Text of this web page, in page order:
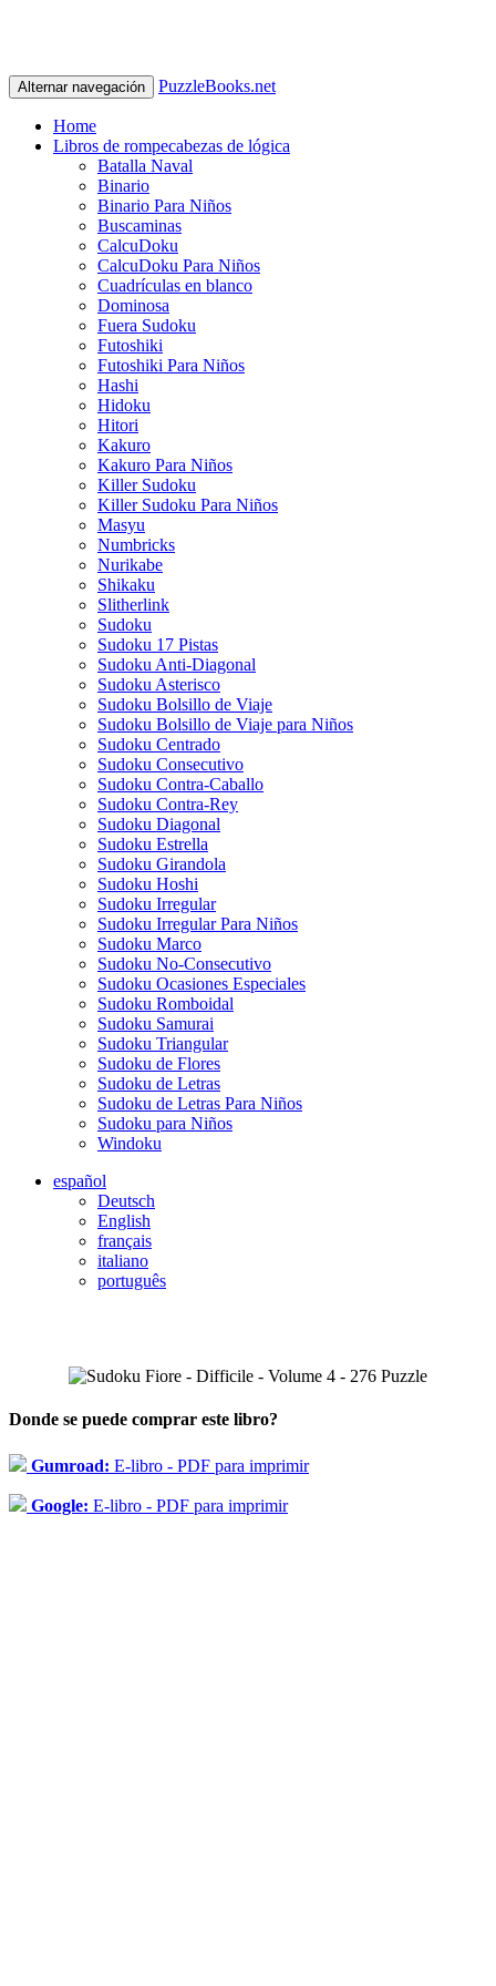
Alternar navegación PuzzleBooks.net
Home
Libros de rompecabezas de lógica
Batalla Naval
Binario
Binario Para Niños
Buscaminas
CalcuDoku
CalcuDoku Para Niños
Cuadrículas en blanco
Dominosa
Fuera Sudoku
Futoshiki
Futoshiki Para Niños
Hashi
Hidoku
Hitori
Kakuro
Kakuro Para Niños
Killer Sudoku
Killer Sudoku Para Niños
Masyu
Numbricks
Nurikabe
Shikaku
Slitherlink
Sudoku
Sudoku 17 Pistas
Sudoku Anti-Diagonal
Sudoku Asterisco
Sudoku Bolsillo de Viaje
Sudoku Bolsillo de Viaje para Niños
Sudoku Centrado
Sudoku Consecutivo
Sudoku Contra-Caballo
Sudoku Contra-Rey
Sudoku Diagonal
Sudoku Estrella
Sudoku Girandola
Sudoku Hoshi
Sudoku Irregular
Sudoku Irregular Para Niños
Sudoku Marco
Sudoku No-Consecutivo
Sudoku Ocasiones Especiales
Sudoku Romboidal
Sudoku Samurai
Sudoku Triangular
Sudoku de Flores
Sudoku de Letras
Sudoku de Letras Para Niños
Sudoku para Niños
Windoku
español
Deutsch
English
français
italiano
português
Donde se puede comprar este libro?
Gumroad: E-libro - PDF para imprimir
Google: E-libro - PDF para imprimir